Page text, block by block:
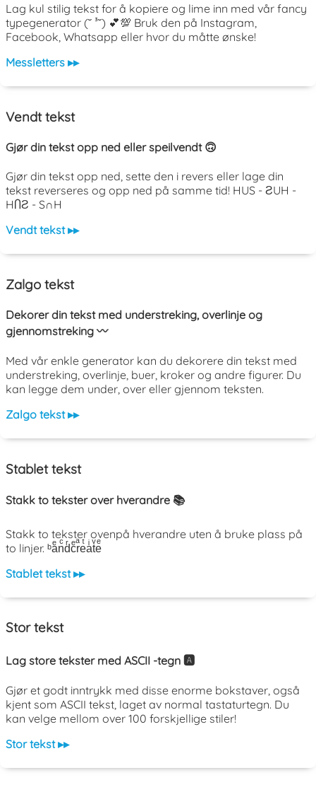
Lag kul stilig tekst for å kopiere og lime inn med vår fancy
typegenerator (˘ ³˘) 💕💯 Bruk den på Instagram,
Facebook, Whatsapp eller hvor du måtte ønske!
Messletters ▸▸
Vendt tekst
Gjør din tekst opp ned eller speilvendt 🙃
Gjør din tekst opp ned, sette den i revers eller lage din
tekst reverseres og opp ned på samme tid! HUS - ƧUH -
HႶƧ - S∩H
Vendt tekst ▸▸
Zalgo tekst
Dekorer din tekst med understreking, overlinje og
gjennomstreking 〰️
Med vår enkle generator kan du dekorere din tekst med
understreking, overlinje, buer, kroker og andre figurer. Du
kan legge dem under, over eller gjennom teksten.
Zalgo tekst ▸▸
Stablet tekst
Stakk to tekster over hverandre 📚
Stakk to tekster ovenpå hverandre uten å bruke plass på
to linjer. ᵇaͤnͨdͬcͤrͣeͭaͥtͮeͤ
Stablet tekst ▸▸
Stor tekst
Lag store tekster med ASCII -tegn 🅰️
Gjør et godt inntrykk med disse enorme bokstaver, også
kjent som ASCII tekst, laget av normal tastaturtegn. Du
kan velge mellom over 100 forskjellige stiler!
Stor tekst ▸▸